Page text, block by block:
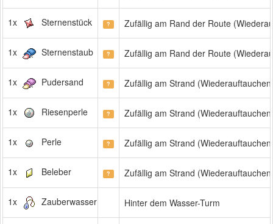
1x Sternenstück ? Zufällig am Rand der Route
1x Sternenstaub ? Zufällig am Rand der Route
1x Pudersand ? Zufällig am Strand
1x Riesenperle ? Zufällig am Strand
1x Perle ? Zufällig am Strand
1x Beleber ? Zufällig am Strand
1x Zauberwasser Hinter dem Wasser-Turm